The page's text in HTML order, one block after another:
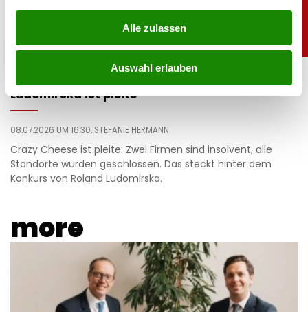
Alle zulassen
Auswahl erlauben
chronik
Ludomirska ist pleite
08.07.2026 UM 16:30, STEFANIE HERMANN
Crazy Cheese ist pleite: Zwei Firmen sind insolvent, alle
Standorte wurden geschlossen. Das steckt hinter dem
Konkurs von Roland Ludomirska.
more